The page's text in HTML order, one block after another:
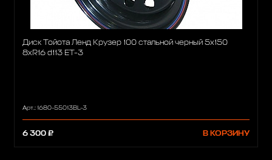
Диск Тойота Ленд Крузер 100 стальной черный 5x150
8xR16 d113 ET-3
Арт.: 1680-55013BL-3
6 300 ₽ В КОРЗИНУ